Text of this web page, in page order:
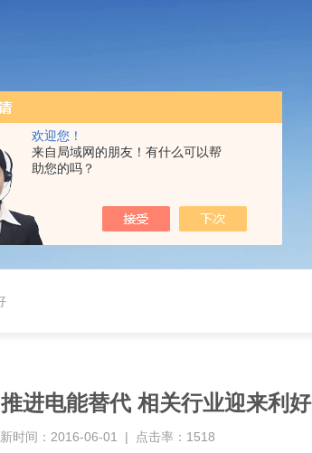
欢迎您！
来自局域网的朋友！有什么可以帮
助您的吗？
进电能替代 相关行业迎来利好
时间：2016-06-01 | 点击率：1518